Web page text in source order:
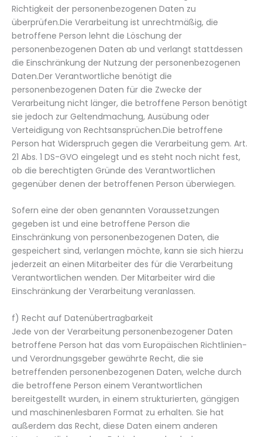
Richtigkeit der personenbezogenen Daten zu
überprüfen.Die Verarbeitung ist unrechtmäßig, die
betroffene Person lehnt die Löschung der
personenbezogenen Daten ab und verlangt stattdessen
die Einschränkung der Nutzung der personenbezogenen
Daten.Der Verantwortliche benötigt die
personenbezogenen Daten für die Zwecke der
Verarbeitung nicht länger, die betroffene Person benötigt
sie jedoch zur Geltendmachung, Ausübung oder
Verteidigung von Rechtsansprüchen.Die betroffene
Person hat Widerspruch gegen die Verarbeitung gem. Art.
21 Abs. 1 DS-GVO eingelegt und es steht noch nicht fest,
ob die berechtigten Gründe des Verantwortlichen
gegenüber denen der betroffenen Person überwiegen.
Sofern eine der oben genannten Voraussetzungen
gegeben ist und eine betroffene Person die
Einschränkung von personenbezogenen Daten, die
gespeichert sind, verlangen möchte, kann sie sich hierzu
jederzeit an einen Mitarbeiter des für die Verarbeitung
Verantwortlichen wenden. Der Mitarbeiter wird die
Einschränkung der Verarbeitung veranlassen.
f) Recht auf Datenübertragbarkeit
Jede von der Verarbeitung personenbezogener Daten
betroffene Person hat das vom Europäischen Richtlinien-
und Verordnungsgeber gewährte Recht, die sie
betreffenden personenbezogenen Daten, welche durch
die betroffene Person einem Verantwortlichen
bereitgestellt wurden, in einem strukturierten, gängigen
und maschinenlesbaren Format zu erhalten. Sie hat
außerdem das Recht, diese Daten einem anderen